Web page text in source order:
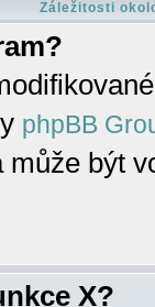
Záležitosti
phpBB
být
X?